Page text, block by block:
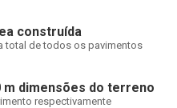
construída
total de todos os pavimentos
m dimensões do terreno
respectivamente